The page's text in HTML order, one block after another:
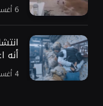
6 أغسطس، 2026
أنه
4 أغسطس، 2026